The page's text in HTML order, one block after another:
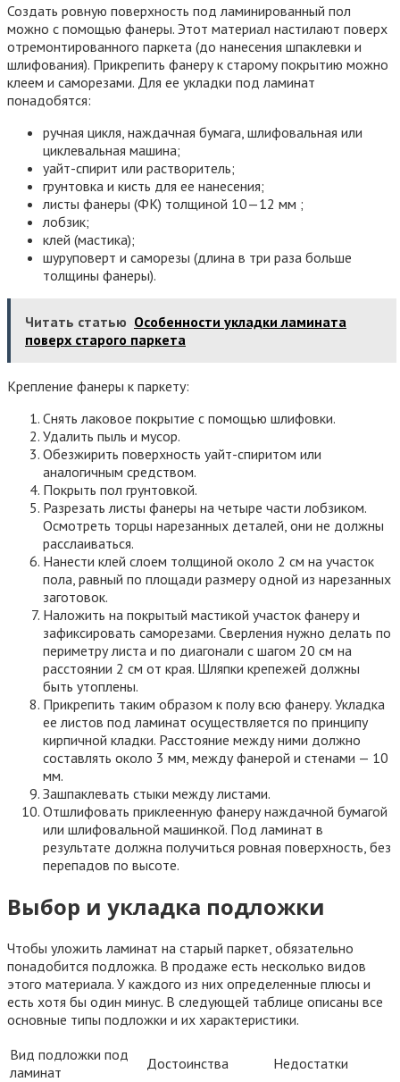
Создать ровную поверхность под ламинированный пол
можно с помощью фанеры. Этот материал настилают поверх
отремонтированного паркета (до нанесения шпаклевки и
шлифования). Прикрепить фанеру к старому покрытию можно
клеем и саморезами. Для ее укладки под ламинат
понадобятся:
ручная цикля, наждачная бумага, шлифовальная или
циклевальная машина;
уайт-спирит или растворитель;
грунтовка и кисть для ее нанесения;
листы фанеры (ФК) толщиной 10—12 мм ;
лобзик;
клей (мастика);
шуруповерт и саморезы (длина в три раза больше
толщины фанеры).
Читать статью Особенности укладки ламината
поверх старого паркета
Крепление фанеры к паркету:
Снять лаковое покрытие с помощью шлифовки.
Удалить пыль и мусор.
Обезжирить поверхность уайт-спиритом или
аналогичным средством.
Покрыть пол грунтовкой.
Разрезать листы фанеры на четыре части лобзиком.
Осмотреть торцы нарезанных деталей, они не должны
расслаиваться.
Нанести клей слоем толщиной около 2 см на участок
пола, равный по площади размеру одной из нарезанных
заготовок.
Наложить на покрытый мастикой участок фанеру и
зафиксировать саморезами. Сверления нужно делать по
периметру листа и по диагонали с шагом 20 см на
расстоянии 2 см от края. Шляпки крепежей должны
быть утоплены.
Прикрепить таким образом к полу всю фанеру. Укладка
ее листов под ламинат осуществляется по принципу
кирпичной кладки. Расстояние между ними должно
составлять около 3 мм, между фанерой и стенами — 10
мм.
Зашпаклевать стыки между листами.
Отшлифовать приклеенную фанеру наждачной бумагой
или шлифовальной машинкой. Под ламинат в
результате должна получиться ровная поверхность, без
перепадов по высоте.
Выбор и укладка подложки
Чтобы уложить ламинат на старый паркет, обязательно
понадобится подложка. В продаже есть несколько видов
этого материала. У каждого из них определенные плюсы и
есть хотя бы один минус. В следующей таблице описаны все
основные типы подложки и их характеристики.
Вид подложки под
ламинат
Достоинства Недостатки